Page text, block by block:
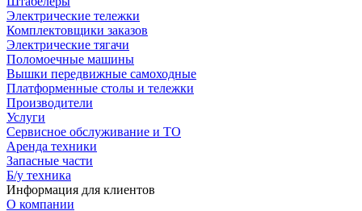
Каталог техники
Вилочные погрузчики
Ричтраки
Штабелеры
Электрические тележки
Комплектовщики заказов
Электрические тягачи
Поломоечные машины
Вышки передвижные самоходные
Платформенные столы и тележки
Производители
Услуги
Сервисное обслуживание и ТО
Аренда техники